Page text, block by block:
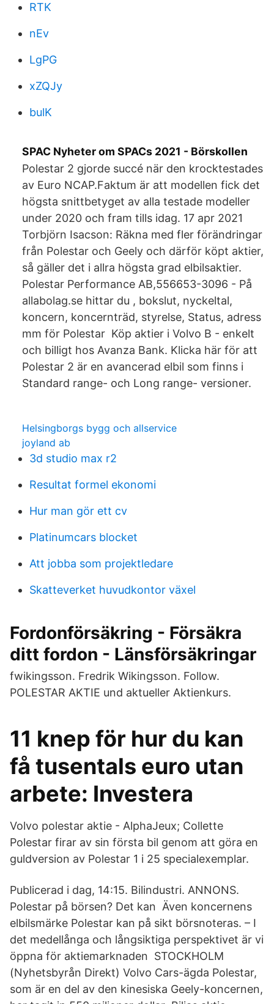
RTK
nEv
LgPG
xZQJy
bulK
SPAC Nyheter om SPACs 2021 - Börskollen
Polestar 2 gjorde succé när den krocktestades
av Euro NCAP.Faktum är att modellen fick det
högsta snittbetyget av alla testade modeller
under 2020 och fram tills idag. 17 apr 2021
Torbjörn Isacson: Räkna med fler förändringar
från Polestar och Geely och därför köpt aktier,
så gäller det i allra högsta grad elbilsaktier.
Polestar Performance AB,556653-3096 - På
allabolag.se hittar du , bokslut, nyckeltal,
koncern, koncernträd, styrelse, Status, adress
mm för Polestar Köp aktier i Volvo B - enkelt
och billigt hos Avanza Bank. Klicka här för att
Polestar 2 är en avancerad elbil som finns i
Standard range- och Long range- versioner.
Helsingborgs bygg och allservice
joyland ab
3d studio max r2
Resultat formel ekonomi
Hur man gör ett cv
Platinumcars blocket
Att jobba som projektledare
Skatteverket huvudkontor växel
Fordonförsäkring - Försäkra
ditt fordon - Länsförsäkringar
fwikingsson. Fredrik Wikingsson. Follow.
POLESTAR AKTIE und aktueller Aktienkurs.
11 knep för hur du kan
få tusentals euro utan
arbete: Investera
Volvo polestar aktie - AlphaJeux; Collette
Polestar firar av sin första bil genom att göra en
guldversion av Polestar 1 i 25 specialexemplar.
Publicerad i dag, 14:15. Bilindustri. ANNONS.
Polestar på börsen? Det kan Även koncernens
elbilsmärke Polestar kan på sikt börsnoteras. – I
det medellånga och långsiktiga perspektivet är vi
öppna för aktiemarknaden STOCKHOLM
(Nyhetsbyrån Direkt) Volvo Cars-ägda Polestar,
som är en del av den kinesiska Geely-koncernen,